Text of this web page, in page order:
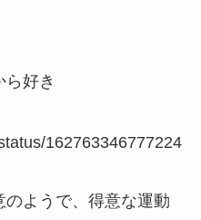
好き
162763346777224
ようで、得意な運動